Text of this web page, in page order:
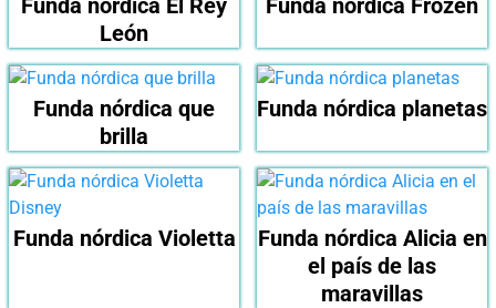
León
Funda nórdica que
brilla
Funda nórdica planetas
Funda nórdica Violetta
Funda nórdica Alicia en
el país de las
maravillas